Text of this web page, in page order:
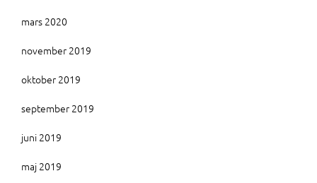
mars 2020
november 2019
oktober 2019
september 2019
juni 2019
maj 2019